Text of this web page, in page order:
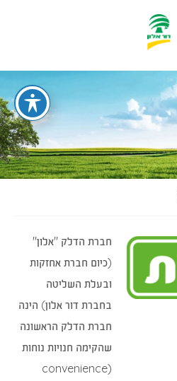
חברת הדלק "אלון"
(כיום חברת אחזקות
ובעלת השליטה
בחברת דור אלון) הינה
חברת הדלק הראשונה
שהקימה חנויות נוחות
(convenience